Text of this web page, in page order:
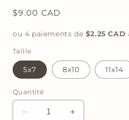
Prix
$9.00 CAD
ou 4 paiements de $2.25 CAD
Taille
5x7 8x10 11x14
Quantité
Réduire
Augmenter